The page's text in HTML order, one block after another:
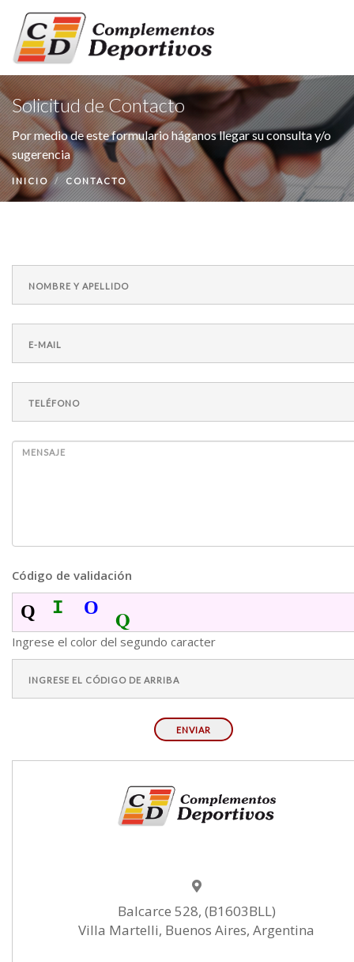
INICIO
PRODUCTOS
NUESTRA EMPRESA
CONTACTO
Solicitud de Contacto
Por medio de este formulario háganos llegar su consulta y/o
sugerencia
INICIO CONTACTO
Código de validación
Q I O Q
Ingrese el color del segundo caracter
Balcarce 528, (B1603BLL)
Villa Martelli, Buenos Aires, Argentina